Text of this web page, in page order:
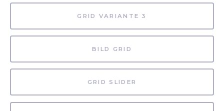
GRID VARIANTE 3
BILD GRID
GRID SLIDER